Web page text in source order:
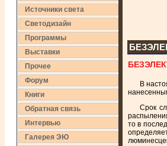
Источники света
Светодизайн
Программы
Выставки
Прочее
Форум
Книги
Обратная связь
Интервью
Галерея ЭЮ
В
Срок
то в